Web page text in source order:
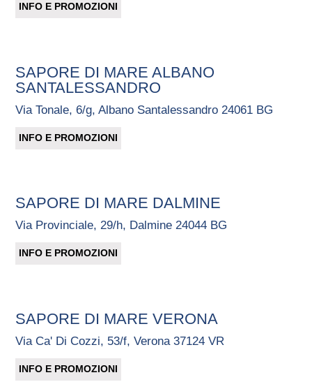
INFO E PROMOZIONI
SAPORE DI MARE ALBANO
SANTALESSANDRO
Via Tonale, 6/g, Albano Santalessandro 24061 BG
INFO E PROMOZIONI
SAPORE DI MARE DALMINE
Via Provinciale, 29/h, Dalmine 24044 BG
INFO E PROMOZIONI
SAPORE DI MARE VERONA
Via Ca' Di Cozzi, 53/f, Verona 37124 VR
INFO E PROMOZIONI